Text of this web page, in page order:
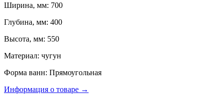
Ширина, мм: 700
Глубина, мм: 400
Высота, мм: 550
Материал: чугун
Форма ванн: Прямоугольная
Информация о товаре →